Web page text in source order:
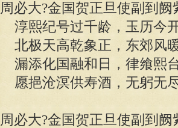
周必大?金国贺正旦使副到
淳熙纪号过千龄，玉历今
北极天高乾象正，东郊风
漏添化国融和日，律飨熙
愿挹沧溟供寿酒，无躬无
周必大?金国贺正旦使副到